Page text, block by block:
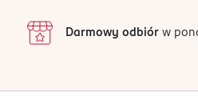
2
1
Darmowy odbiórw